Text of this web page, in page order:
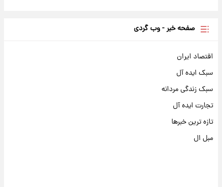
صفحه خبر - وب گردی
اقتصاد ایران
سبک ایده آل
سبک زندگی مردانه
تجارت ایده آل
تازه ترین خبرها
مبل ال